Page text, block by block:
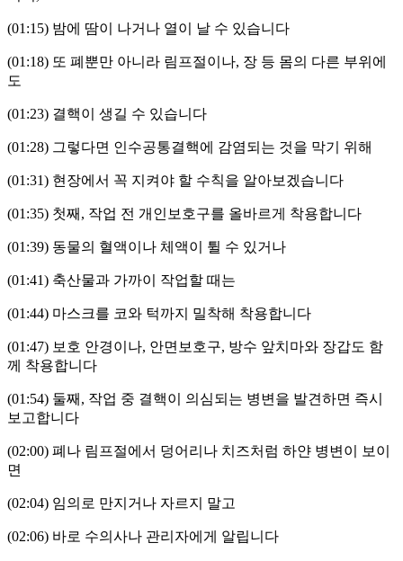
(01:15) 밤에 땀이 나거나 열이 날 수 있습니다
(01:18) 또 폐뿐만 아니라 림프절이나, 장 등 몸의 다른 부위에
도
(01:23) 결핵이 생길 수 있습니다
(01:28) 그렇다면 인수공통결핵에 감염되는 것을 막기 위해
(01:31) 현장에서 꼭 지켜야 할 수칙을 알아보겠습니다
(01:35) 첫째 , 작업 전 개인보호구를 올바르게 착용합니다
(01:39) 동물의 혈액이나 체액이 튈 수 있거나
(01:41) 축산물과 가까이 작업할 때는
(01:44) 마스크를 코와 턱까지 밀착해 착용합니다
(01:47) 보호 안경이나, 안면보호구, 방수 앞치마와 장갑도 함
께 착용합니다
(01:54) 둘째 , 작업 중 결핵이 의심되는 병변을 발견하면 즉시
보고합니다
(02:00) 폐나 림프절에서 덩어리나 치즈처럼 하얀 병변이 보이
면
(02:04) 임의로 만지거나 자르지 말고
(02:06) 바로 수의사나 관리자에게 알립니다